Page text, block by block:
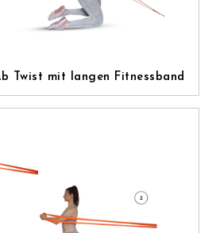
Twist mit langen Fitnessband